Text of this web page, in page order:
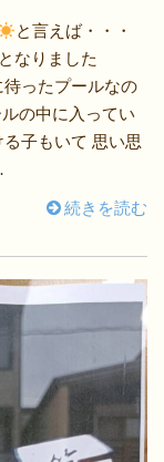
と言えば・・・
なりました
ったプールなの
の中に入ってい
子もいて 思い思
続きを読む